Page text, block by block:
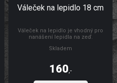
Váleček na lepidlo 18 cm
Váleček na lepidlo je vhodný pro
nanášení lepidla na zeď.
Skladem
160,-